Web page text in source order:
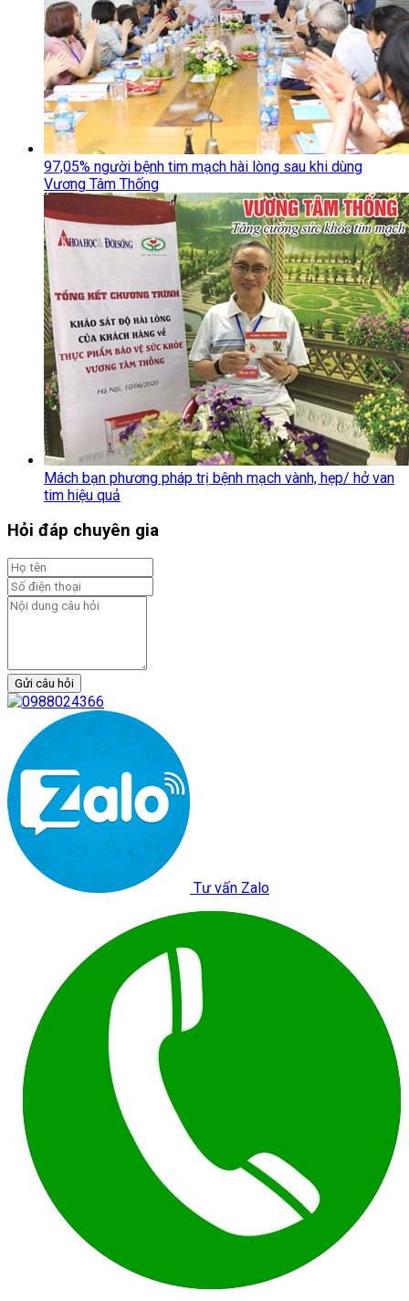
97,05% người bệnh tim mạch hài lòng sau khi dùng
Vương Tâm Thống
Mách bạn phương pháp trị bệnh mạch vành, hẹp/ hở van
tim hiệu quả
Hỏi đáp chuyên gia
Gửi câu hỏi
Tư vấn Zalo